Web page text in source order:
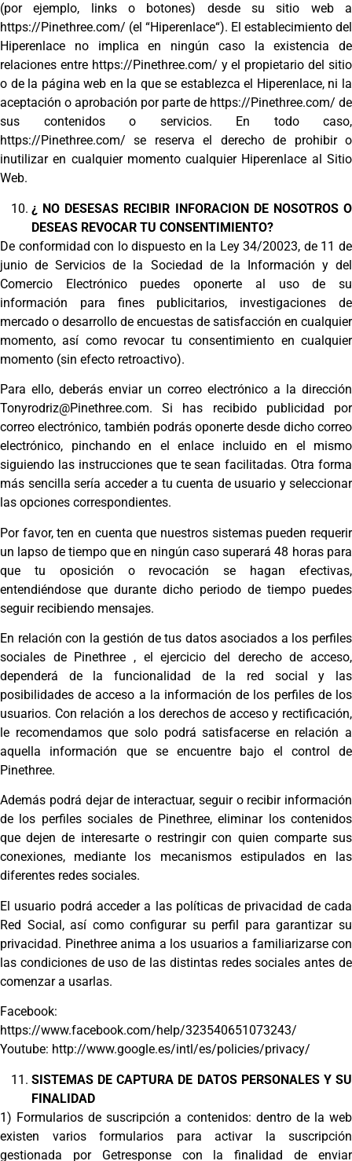
(por ejemplo, links o botones) desde su sitio web a
https://Pinethree.com/ (el “Hiperenlace“). El establecimiento del
Hiperenlace no implica en ningún caso la existencia de
relaciones entre https://Pinethree.com/ y el propietario del sitio
o de la página web en la que se establezca el Hiperenlace, ni la
aceptación o aprobación por parte de https://Pinethree.com/ de
sus contenidos o servicios. En todo caso,
https://Pinethree.com/ se reserva el derecho de prohibir o
inutilizar en cualquier momento cualquier Hiperenlace al Sitio
Web.
¿ NO DESESAS RECIBIR INFORACION DE NOSOTROS O
DESEAS REVOCAR TU CONSENTIMIENTO?
De conformidad con lo dispuesto en la Ley 34/20023, de 11 de
junio de Servicios de la Sociedad de la Información y del
Comercio Electrónico puedes oponerte al uso de su
información para fines publicitarios, investigaciones de
mercado o desarrollo de encuestas de satisfacción en cualquier
momento, así como revocar tu consentimiento en cualquier
momento (sin efecto retroactivo).
Para ello, deberás enviar un correo electrónico a la dirección
Tonyrodriz@Pinethree.com. Si has recibido publicidad por
correo electrónico, también podrás oponerte desde dicho correo
electrónico, pinchando en el enlace incluido en el mismo
siguiendo las instrucciones que te sean facilitadas. Otra forma
más sencilla sería acceder a tu cuenta de usuario y seleccionar
las opciones correspondientes.
Por favor, ten en cuenta que nuestros sistemas pueden requerir
un lapso de tiempo que en ningún caso superará 48 horas para
que tu oposición o revocación se hagan efectivas,
entendiéndose que durante dicho periodo de tiempo puedes
seguir recibiendo mensajes.
En relación con la gestión de tus datos asociados a los perfiles
sociales de Pinethree , el ejercicio del derecho de acceso,
dependerá de la funcionalidad de la red social y las
posibilidades de acceso a la información de los perfiles de los
usuarios. Con relación a los derechos de acceso y rectificación,
le recomendamos que solo podrá satisfacerse en relación a
aquella información que se encuentre bajo el control de
Pinethree.
Además podrá dejar de interactuar, seguir o recibir información
de los perfiles sociales de Pinethree, eliminar los contenidos
que dejen de interesarte o restringir con quien comparte sus
conexiones, mediante los mecanismos estipulados en las
diferentes redes sociales.
El usuario podrá acceder a las políticas de privacidad de cada
Red Social, así como configurar su perfil para garantizar su
privacidad. Pinethree anima a los usuarios a familiarizarse con
las condiciones de uso de las distintas redes sociales antes de
comenzar a usarlas.
Facebook:
https://www.facebook.com/help/323540651073243/
Youtube: http://www.google.es/intl/es/policies/privacy/
SISTEMAS DE CAPTURA DE DATOS PERSONALES Y SU
FINALIDAD
1) Formularios de suscripción a contenidos: dentro de la web
existen varios formularios para activar la suscripción
gestionada por Getresponse con la finalidad de enviar